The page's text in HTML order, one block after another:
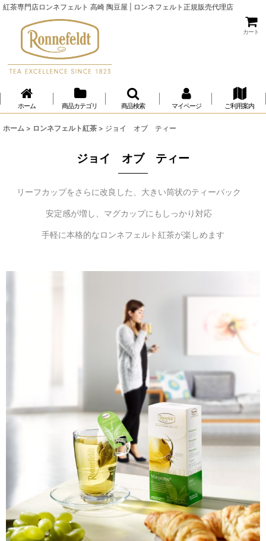
紅茶専門店ロンネフェルト 高崎 陶豆屋 | ロンネフェルト正規販売代理店
カート
ホーム 商品カテゴリ 商品検索 マイページ ご利用案内
ホーム > ロンネフェルト紅茶 > ジョイ オブ ティー
ジョイ オブ ティー
リーフカップをさらに改良した、大きい筒状のティーバック
安定感が増し、マグカップにもしっかり対応
手軽に本格的なロンネフェルト紅茶が楽しめます